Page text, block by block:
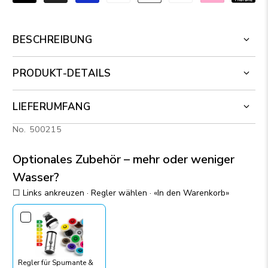
BESCHREIBUNG
PRODUKT-DETAILS
LIEFERUMFANG
500215
Optionales Zubehör – mehr oder weniger
Wasser?
☐ Links ankreuzen · Regler wählen · «In den Warenkorb»
Regler für Spumante &